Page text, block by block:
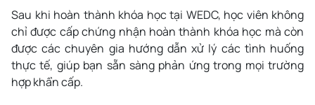
Sau khi hoàn thành khóa học tại WEDC, học viên không
chỉ được cấp chứng nhận hoàn thành khóa học mà còn
được các chuyên gia hướng dẫn xử lý các tình huống
thực tế, giúp bạn sẵn sàng phản ứng trong mọi trường
hợp khẩn cấp.